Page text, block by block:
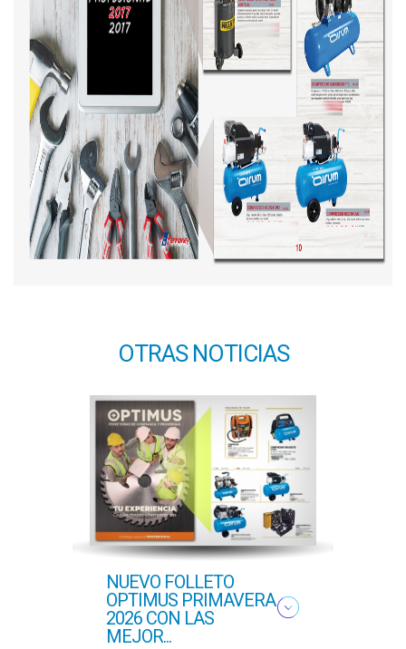
OTRAS NOTICIAS
NUEVO FOLLETO
OPTIMUS PRIMAVERA
2026 CON LAS
MEJOR...